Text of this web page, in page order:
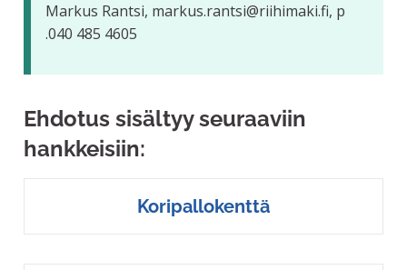
Markus Rantsi, markus.rantsi@riihimaki.fi, p
.040 485 4605
Ehdotus sisältyy seuraaviin
hankkeisiin:
Koripallokenttä